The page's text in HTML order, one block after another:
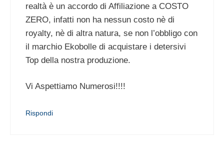
realtà è un accordo di Affiliazione a COSTO
ZERO, infatti non ha nessun costo nè di
royalty, nè di altra natura, se non l’obbligo con
il marchio Ekobolle di acquistare i detersivi
Top della nostra produzione.
Vi Aspettiamo Numerosi!!!!
Rispondi